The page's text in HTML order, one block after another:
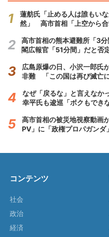
蓮舫氏「止める人は誰もい
然」 高市首相「上空から
高市首相の熊本避難所「3
閣広報官「51分間」だと否
広島原爆の日、小沢一郎氏
非難 「この国は再び滅亡
なぜ「戻るな」と言えな
幸平氏も逡巡「ボクもでき
高市首相の被災地視察動
PV」に「政権プロパガンダ
コンテンツ
社会
政治
経済